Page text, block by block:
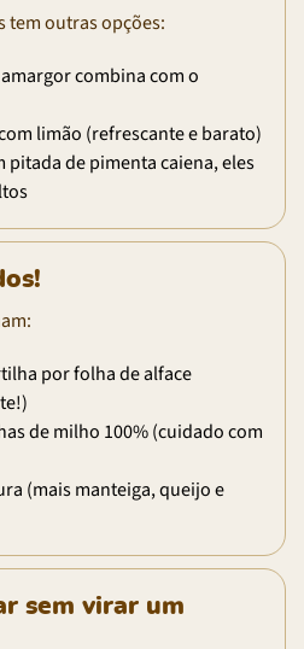
tem outras opções:
combina com o
limão (refrescante e barato)
pitada de pimenta caiena, eles
por folha de alface
de milho 100% (cuidado com
(mais manteiga, queijo e
sem virar um